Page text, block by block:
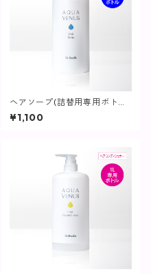
ヘアソープ(詰替用専用ボトル)
/ 1L用【ヘア・ボディ】
¥1,100